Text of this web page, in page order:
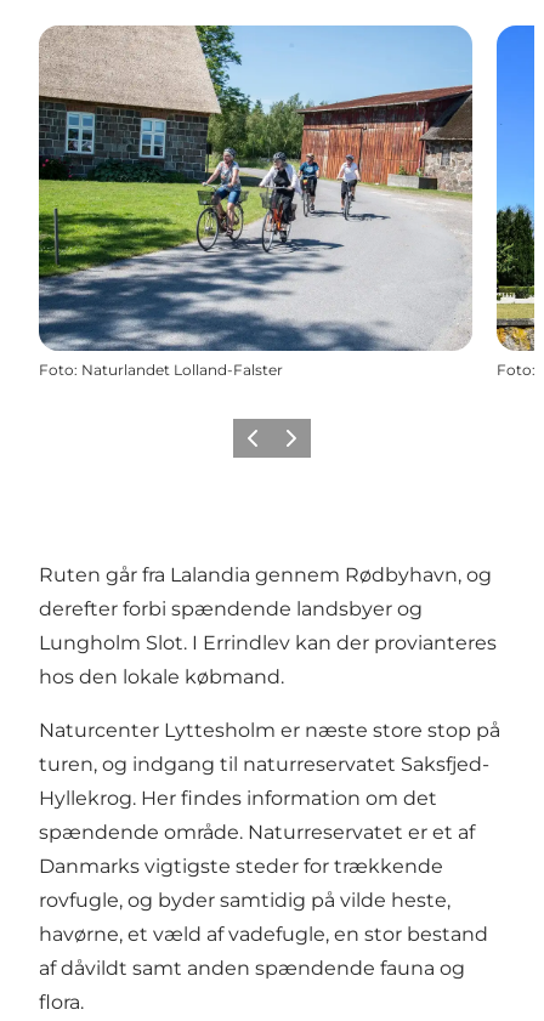
Foto: Naturlandet Lolland-Falster Foto:
ForrigeNæste
Ruten går fra Lalandia gennem Rødbyhavn, og
derefter forbi spændende landsbyer og
Lungholm Slot. I Errindlev kan der provianteres
hos den lokale købmand.
Naturcenter Lyttesholm er næste store stop på
turen, og indgang til naturreservatet Saksfjed-
Hyllekrog. Her findes information om det
spændende område. Naturreservatet er et af
Danmarks vigtigste steder for trækkende
rovfugle, og byder samtidig på vilde heste,
havørne, et væld af vadefugle, en stor bestand
af dåvildt samt anden spændende fauna og
flora.